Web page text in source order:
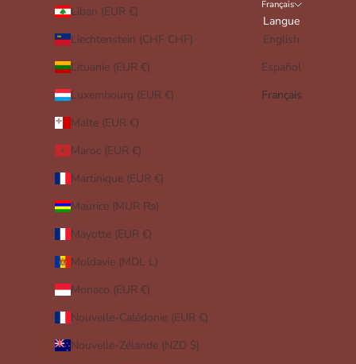
Liban (EUR €)
Liechtenstein (CHF CHF)
Lituanie (EUR €)
Luxembourg (EUR €)
Malte (EUR €)
Maroc (EUR €)
Martinique (EUR €)
Maurice (MUR ₨)
Mayotte (EUR €)
Moldavie (MDL L)
Monaco (EUR €)
Nouvelle-Calédonie (EUR €)
Nouvelle-Zélande (NZD $)
Français
Langue
English
Español
Français